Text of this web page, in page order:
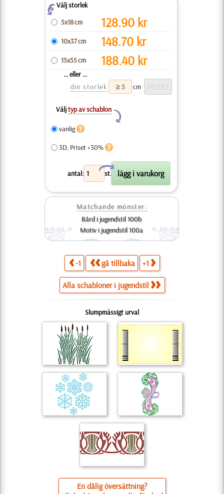
ZVälj storlek
5x18 cm
128.90 kr
10x37 cm 148.70 kr
15x55 cm 188.40 kr
... eller ...
din storlek
cm
Väljtyp av schablon
Y
vanlig
3D, Priset +30%
antal: st.
X
Matchande mönster:
Bård i jugendstil 100b
Motiv i jugendstil 100a
-1 gå tillbaka +1
Alla schabloner i jugendstil
Slumpmässigt urval
En dålig översättning?